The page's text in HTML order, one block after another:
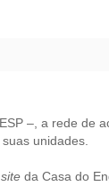
–, a rede de
unidades.
site da Casa do